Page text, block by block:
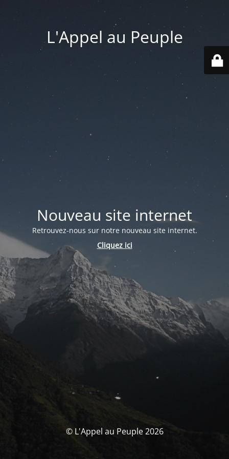
L'Appel au Peuple
Nouveau site internet
Retrouvez-nous sur notre nouveau site internet.
Cliquez ici
© L'Appel au Peuple 2026